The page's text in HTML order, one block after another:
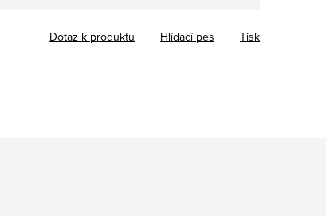
Tisk
Dotaz k produktu Hlídací pes